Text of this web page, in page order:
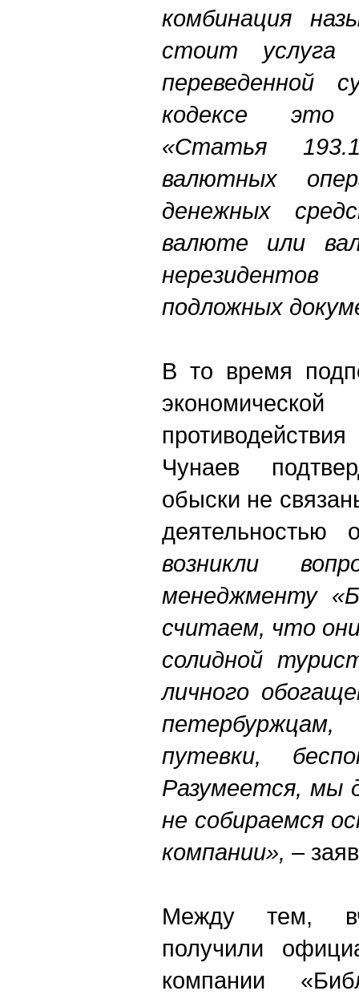
комбинация
стоит
переведенной
кодексе это
«Статья
валютных
денежных
валюте или
нерезидентов
подложных
В то время
Чунаев
обыски не
возникли
менеджменту
считаем, что
солидной
личного
путевки,
Разумеется, мы
не собираемся
компании», –
Между тем,
получили
компании